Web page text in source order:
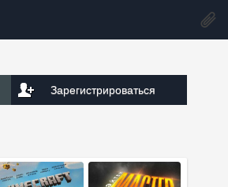
Зарегистрироваться